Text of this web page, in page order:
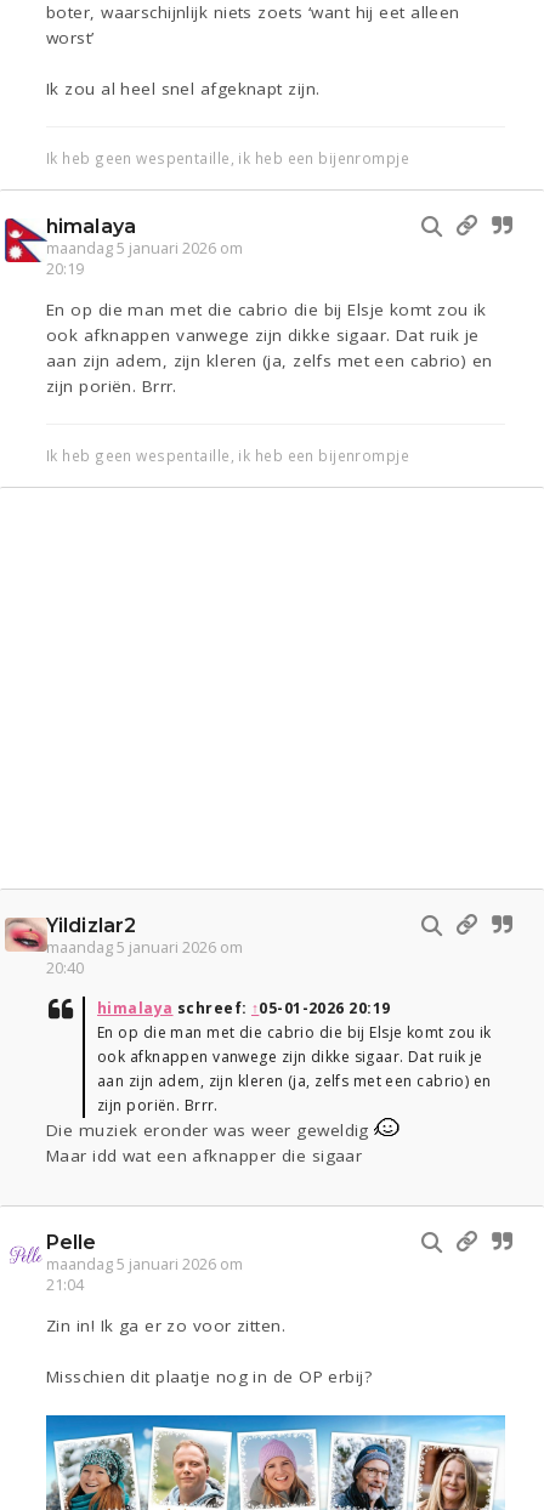
boter, waarschijnlijk niets zoets ‘want hij eet alleen
worst’
Ik zou al heel snel afgeknapt zijn.
Ik heb geen wespentaille, ik heb een bijenrompje
himalaya
maandag 5 januari 2026 om
20:19
En op die man met die cabrio die bij Elsje komt zou ik
ook afknappen vanwege zijn dikke sigaar. Dat ruik je
aan zijn adem, zijn kleren (ja, zelfs met een cabrio) en
zijn poriën. Brrr.
Ik heb geen wespentaille, ik heb een bijenrompje
Yildizlar2
maandag 5 januari 2026 om
20:40
himalaya schreef: ↑05-01-2026 20:19
En op die man met die cabrio die bij Elsje komt zou ik
ook afknappen vanwege zijn dikke sigaar. Dat ruik je
aan zijn adem, zijn kleren (ja, zelfs met een cabrio) en
zijn poriën. Brrr.
Die muziek eronder was weer geweldig
Maar idd wat een afknapper die sigaar
Pelle
maandag 5 januari 2026 om
21:04
Zin in! Ik ga er zo voor zitten.
Misschien dit plaatje nog in de OP erbij?